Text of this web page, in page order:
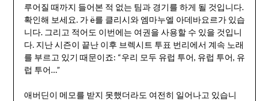
루어질 때까지 들어본 적 없는 팀과 경기를 하게 될 것입니다.
확인해 보세요. 가 ë를 클리시와 엠마누엘 아데바요르가 있습
니다. 그리고 적어도 이번에는 여권을 사용할 수 있을 것입니
다. 지난 시즌이 끝난 이후 브렉시트 투표 번리에서 계속 노래
를 부르고 있기 때문이죠: “우리 모두 유럽 투어, 유럽 투어, 유
럽 투어…”
애버딘이 메모를 받지 못했더라도 여전히 일어나고 있습니